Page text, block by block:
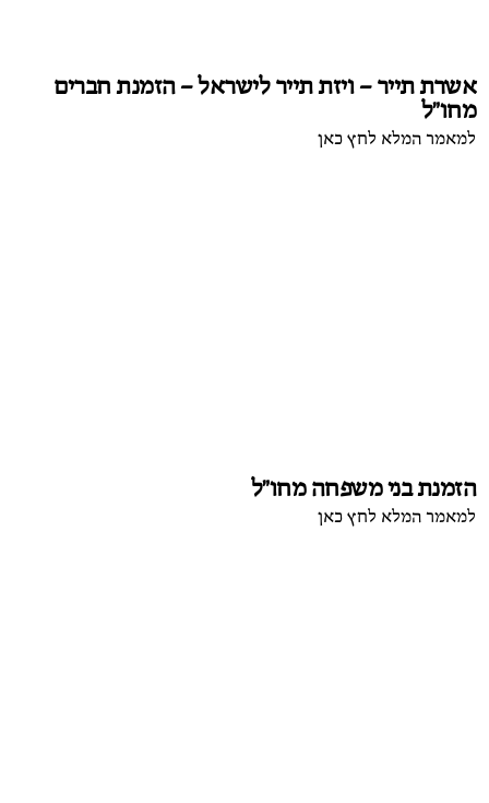
אשרת תייר – ויזת תייר לישראל – הזמנת חברים
מחו"ל
למאמר המלא לחץ כאן
הזמנת בני משפחה מחו"ל
למאמר המלא לחץ כאן